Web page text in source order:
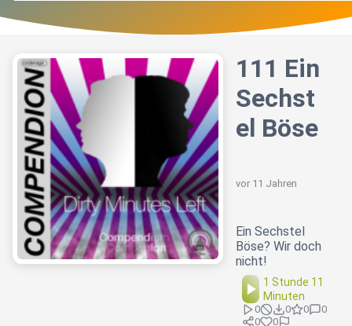
111 Ein
Sechst
el Böse
vor 11 Jahren
Ein Sechstel
Böse? Wir doch
nicht!
1 Stunde 11
Minuten
0 0 0
0
0
0